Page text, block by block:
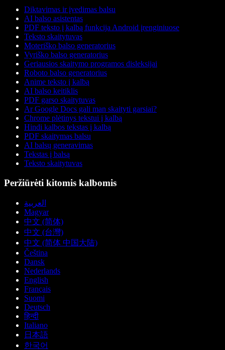
Diktavimas ir įvedimas balsu
AI balso asistentas
PDF teksto į kalbą funkcija Android įrenginiuose
Teksto skaitytuvas
Moteriško balso generatorius
Vyriško balso generatorius
Geriausios skaitymo programos disleksijai
Roboto balso generatorius
Anime teksto į kalbą
AI balso keitiklis
PDF garso skaitytuvas
Ar Google Docs gali man skaityti garsiai?
Chrome plėtinys tekstui į kalbą
Hindi kalbos tekstas į kalbą
PDF skaitymas balsu
AI balsų generavimas
Tekstas į balsą
Teksto skaitytuvas
Peržiūrėti kitomis kalbomis
العربية
Magyar
中文 (简体)
中文 (台灣)
中文 (简体 中国大陆)
Čeština
Dansk
Nederlands
English
Français
Suomi
Deutsch
हिन्दी
Italiano
日本語
한국어